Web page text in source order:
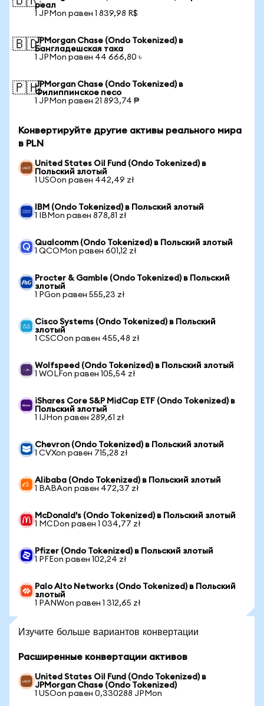
реал
1 JPMon равен 1 839,98 R$
🇧🇩JPMorgan Chase (Ondo Tokenized) в
Бангладешская така
1 JPMon равен 44 666,80 ৳
🇵🇭JPMorgan Chase (Ondo Tokenized) в
Филиппинское песо
1 JPMon равен 21 893,74 ₱
Конвертируйте другие активы реального мира
в PLN
United States Oil Fund (Ondo Tokenized) в
Польский злотый
1 USOon равен 442,49 zł
IBM (Ondo Tokenized) в Польский злотый
1 IBMon равен 878,81 zł
Qualcomm (Ondo Tokenized) в Польский злотый
1 QCOMon равен 601,12 zł
Procter & Gamble (Ondo Tokenized) в Польский
злотый
1 PGon равен 555,23 zł
Cisco Systems (Ondo Tokenized) в Польский
злотый
1 CSCOon равен 455,48 zł
Wolfspeed (Ondo Tokenized) в Польский злотый
1 WOLFon равен 105,54 zł
iShares Core S&P MidCap ETF (Ondo Tokenized) в
Польский злотый
1 IJHon равен 289,61 zł
Chevron (Ondo Tokenized) в Польский злотый
1 CVXon равен 715,28 zł
Alibaba (Ondo Tokenized) в Польский злотый
1 BABAon равен 472,37 zł
McDonald's (Ondo Tokenized) в Польский злотый
1 MCDon равен 1 034,77 zł
Pfizer (Ondo Tokenized) в Польский злотый
1 PFEon равен 102,24 zł
Palo Alto Networks (Ondo Tokenized) в Польский
злотый
1 PANWon равен 1 312,65 zł
Изучите больше вариантов конвертации
Расширенные конвертации активов
United States Oil Fund (Ondo Tokenized) в
JPMorgan Chase (Ondo Tokenized)
1 USOon равен 0,330288 JPMon